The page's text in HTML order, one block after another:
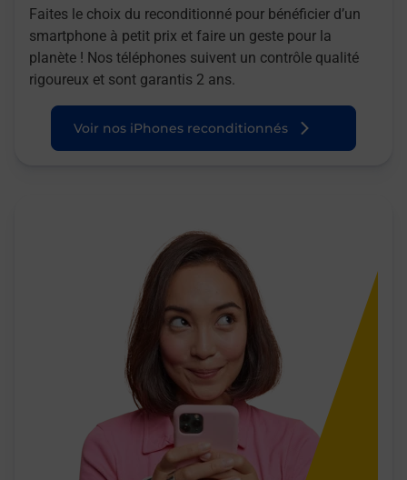
Faites le choix du reconditionné pour bénéficier d’un
smartphone à petit prix et faire un geste pour la
planète ! Nos téléphones suivent un contrôle qualité
rigoureux et sont garantis 2 ans.
Voir nos iPhones reconditionnés